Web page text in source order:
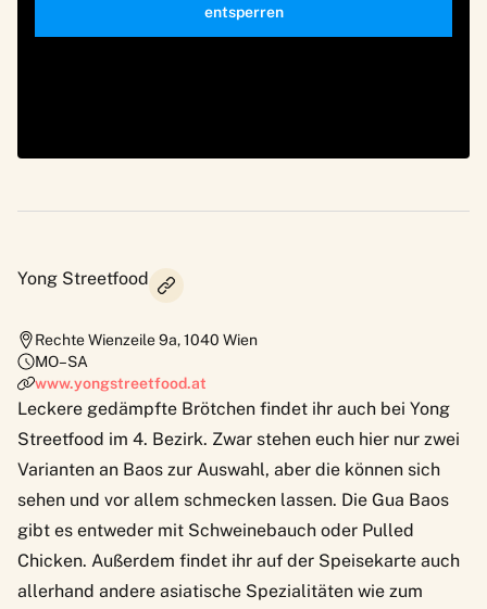
entsperren
Yong Streetfood
Rechte Wienzeile 9a,1040 Wien
MO–SA
www.yongstreetfood.at
Leckere gedämpfte Brötchen findet ihr auch bei Yong
Streetfood im 4. Bezirk. Zwar stehen euch hier nur zwei
Varianten an Baos zur Auswahl, aber die können sich
sehen und vor allem schmecken lassen. Die Gua Baos
gibt es entweder mit Schweinebauch oder Pulled
Chicken. Außerdem findet ihr auf der Speisekarte auch
allerhand andere asiatische Spezialitäten wie zum